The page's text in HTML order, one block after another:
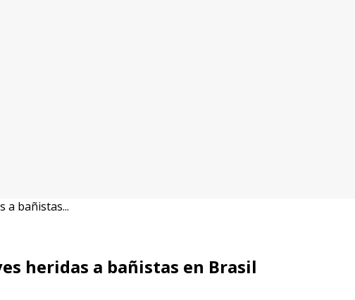
a bañistas...
heridas a bañistas en Brasil